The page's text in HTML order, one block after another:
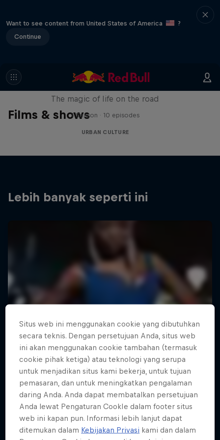
Want to see content from United States of America
?
Continue
Films & shows
The Road Trick
The magic of life on the road
1 Season · 10 episodes
URBAN CULTURE
Lebih banyak seperti ini
The Road Trick
Situs web ini menggunakan cookie yang dibutuhkan
secara teknis. Dengan persetujuan Anda, situs web
ini akan menggunakan cookie tambahan (termasuk
cookie pihak ketiga) atau teknologi yang serupa
untuk menjadikan situs kami bekerja, untuk tujuan
pemasaran, dan untuk meningkatkan pengalaman
daring Anda. Anda dapat membatalkan persetujuan
Anda lewat Pengaturan CookIe dalam footer situs
web ini kapan pun. Informasi lebih lanjut dapat
ditemukan dalam Kebijakan Privasi kami dan dalam